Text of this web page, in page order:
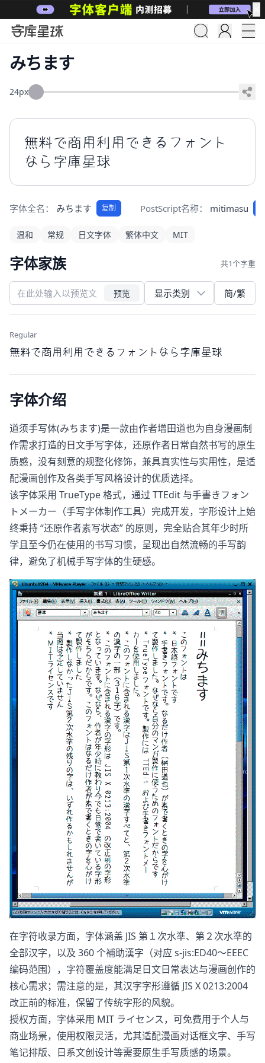
みちます
24px
無料で商用利用できるフォント
なら字庫星球
字体全名： みちます 复制 PostScript名称： mitimasu
温和 常规 日文字体 繁体中文 MIT
字体家族 共1个字重
预览 简/繁
Regular
無料で商用利用できるフォントなら字庫星球
字体介绍
道须手写体(みちます)是一款由作者增田道也为自身漫画制
作需求打造的日文手写字体，还原作者日常自然书写的原生
质感，没有刻意的规整化修饰，兼具真实性与实用性，是适
配漫画创作及各类手写风格设计的优质选择。
该字体采用 TrueType 格式，通过 TTEdit 与手書きフォン
トメーカー（手写字体制作工具）完成开发，字形设计上始
终秉持 “还原作者素写状态” 的原则，完全贴合其年少时所
学且至今仍在使用的书写习惯，呈现出自然流畅的手写韵
律，避免了机械手写字体的生硬感。
在字符收录方面，字体涵盖 JIS 第１次水準、第２次水準的
全部汉字，以及 360 个補助漢字（对应 s-jis:ED40～EEEC
编码范围），字符覆盖度能满足日文日常表达与漫画创作的
核心需求；需注意的是，其汉字字形遵循 JIS X 0213:2004
改正前的标准，保留了传统字形的风貌。
授权方面，字体采用 MIT ライセンス，可免费用于个人与
商业场景，使用权限灵活，尤其适配漫画对话框文字、手写
笔记排版、日系文创设计等需要原生手写质感的场景。